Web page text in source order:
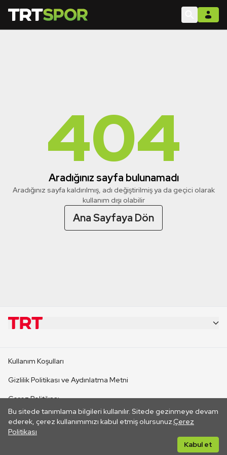
404
Aradığınız sayfa bulunamadı
Aradığınız sayfa kaldırılmış, adı değiştirilmiş ya da geçici olarak
kullanım dışı olabilir
Ana Sayfaya Dön
Bu sitede tanımlama bilgileri kullanılır. Sitede gezinmeye devam
ederek, çerez kullanımımızı kabul etmiş olursunuz.Çerez
Politikası
Kabul et
CANLI YAYINLAR
Kullanım Koşulları
Gizlilik Politikası ve Aydınlatma Metni
Çerez Politikası
İletişim
Her hakkı saklıdır. ©2026 TRT. Bağlantı yoluyla gidilen dış